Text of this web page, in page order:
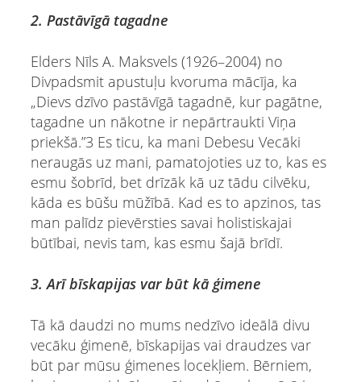
2. Pastāvīgā tagadne
Elders Nīls A. Maksvels (1926–2004) no
Divpadsmit apustuļu kvoruma mācīja, ka
„Dievs dzīvo pastāvīgā tagadnē, kur pagātne,
tagadne un nākotne ir nepārtraukti Viņa
priekšā.”3 Es ticu, ka mani Debesu Vecāki
neraugās uz mani, pamatojoties uz to, kas es
esmu šobrīd, bet drīzāk kā uz tādu cilvēku,
kāda es būšu mūžībā. Kad es to apzinos, tas
man palīdz pievērsties savai holistiskajai
būtībai, nevis tam, kas esmu šajā brīdī.
3. Arī bīskapijas var būt kā ģimene
Tā kā daudzi no mums nedzīvo ideālā divu
vecāku ģimenē, bīskapijas vai draudzes var
būt par mūsu ģimenes locekļiem. Bērniem,